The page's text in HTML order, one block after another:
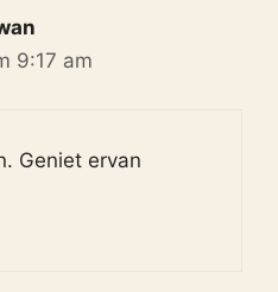
9:17 am
Geniet ervan